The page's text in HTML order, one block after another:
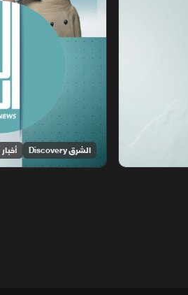
الشرق Discovery أخبار